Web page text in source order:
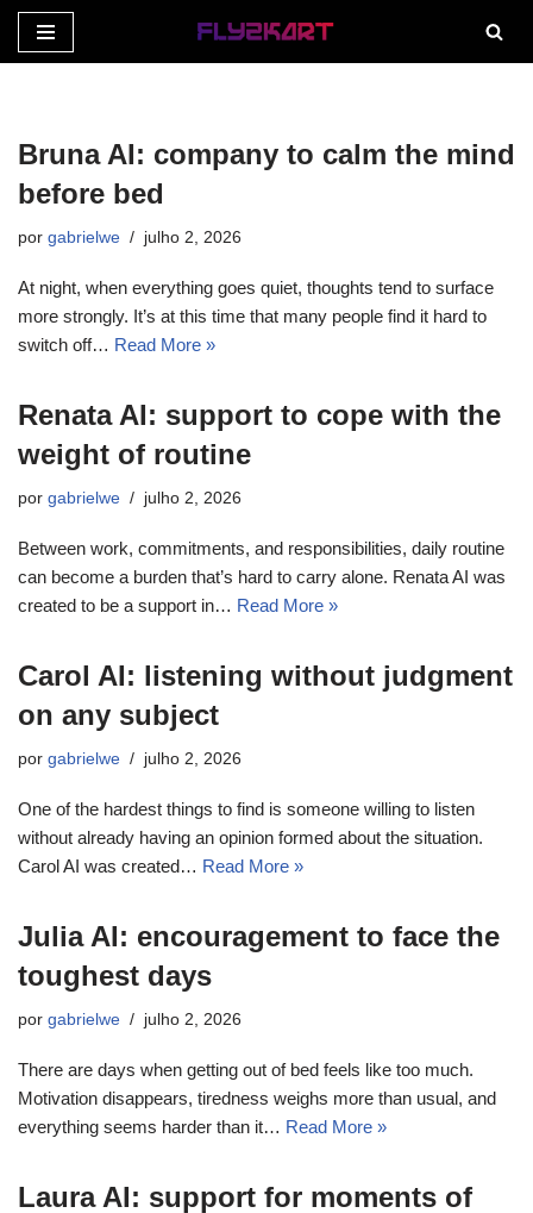
Pular
conteúdo
Bruna AI: company to calm the mind
before bed
por gabrielwe julho 2, 2026
At night, when everything goes quiet, thoughts tend to surface
more strongly. It’s at this time that many people find it hard to
switch off… Read More »
Renata AI: support to cope with the
weight of routine
por gabrielwe julho 2, 2026
Between work, commitments, and responsibilities, daily routine
can become a burden that’s hard to carry alone. Renata AI was
created to be a support in… Read More »
Carol AI: listening without judgment
on any subject
por gabrielwe julho 2, 2026
One of the hardest things to find is someone willing to listen
without already having an opinion formed about the situation.
Carol AI was created… Read More »
Julia AI: encouragement to face the
toughest days
por gabrielwe julho 2, 2026
There are days when getting out of bed feels like too much.
Motivation disappears, tiredness weighs more than usual, and
everything seems harder than it… Read More »
Laura AI: support for moments of